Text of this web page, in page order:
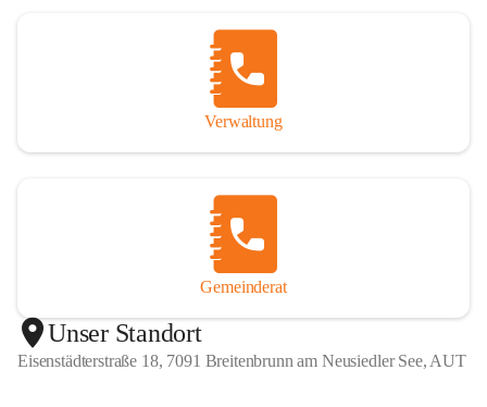
Verwaltung
Gemeinderat
Unser Standort
Eisenstädterstraße 18, 7091 Breitenbrunn am Neusiedler See, AUT